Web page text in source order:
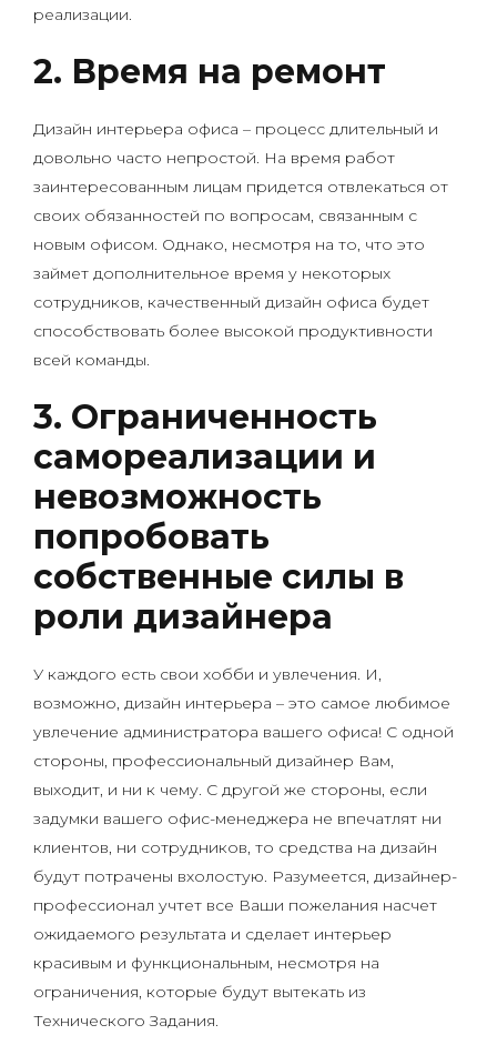
реализации.
2. Время на ремонт
Дизайн интерьера офиса – процесс длительный и
довольно часто непростой. На время работ
заинтересованным лицам придется отвлекаться от
своих обязанностей по вопросам, связанным с
новым офисом. Однако, несмотря на то, что это
займет дополнительное время у некоторых
сотрудников, качественный дизайн офиса будет
способствовать более высокой продуктивности
всей команды.
3. Ограниченность
самореализации и
невозможность
попробовать
собственные силы в
роли дизайнера
У каждого есть свои хобби и увлечения. И,
возможно, дизайн интерьера – это самое любимое
увлечение администратора вашего офиса! С одной
стороны, профессиональный дизайнер Вам,
выходит, и ни к чему. С другой же стороны, если
задумки вашего офис-менеджера не впечатлят ни
клиентов, ни сотрудников, то средства на дизайн
будут потрачены вхолостую. Разумеется, дизайнер-
профессионал учтет все Ваши пожелания насчет
ожидаемого результата и сделает интерьер
красивым и функциональным, несмотря на
ограничения, которые будут вытекать из
Технического Задания.